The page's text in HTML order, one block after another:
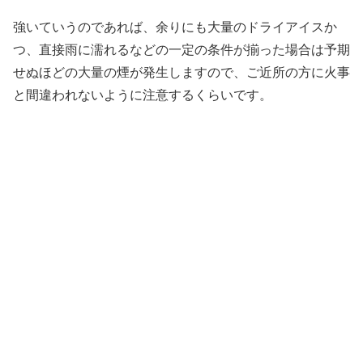
強いていうのであれば、余りにも大量のドライアイスか
つ、直接雨に濡れるなどの一定の条件が揃った場合は予期
せぬほどの大量の煙が発生しますので、ご近所の方に火事
と間違われないように注意するくらいです。